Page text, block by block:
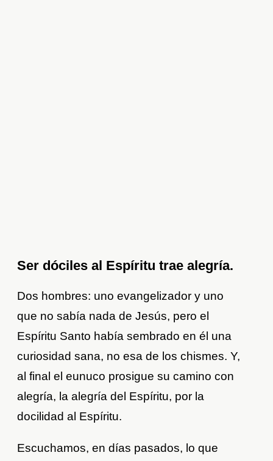
Ser dóciles al Espíritu trae alegría.
Dos hombres: uno evangelizador y uno
que no sabía nada de Jesús, pero el
Espíritu Santo había sembrado en él una
curiosidad sana, no esa de los chismes. Y,
al final el eunuco prosigue su camino con
alegría, la alegría del Espíritu, por la
docilidad al Espíritu.
Escuchamos, en días pasados, lo que